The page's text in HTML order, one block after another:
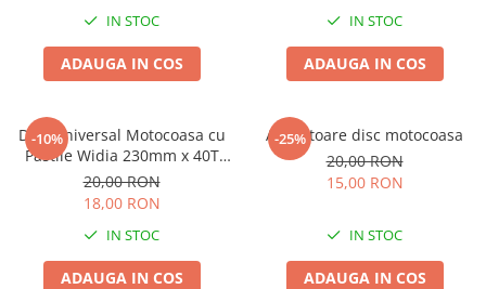
IN STOC
ADAUGA IN COS
IN STOC
ADAUGA IN COS
-10%
Disc Universal Motocoasa cu
Pastile Widia 230mm x 40T
Galben, Cutit Circular de
Defrisare Iarba si Arbusti
20,00 RON
18,00 RON
IN STOC
ADAUGA IN COS
-25%
Aparatoare disc motocoasa
20,00 RON
15,00 RON
IN STOC
ADAUGA IN COS